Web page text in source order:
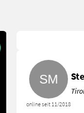
online seit 11/2018